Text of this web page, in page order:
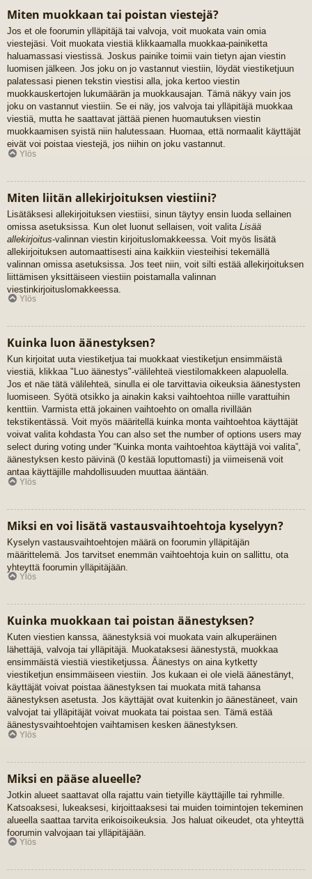
Miten muokkaan tai poistan viestejä?
Jos et ole foorumin ylläpitäjä tai valvoja, voit muokata vain omia
viestejäsi. Voit muokata viestiä klikkaamalla muokkaa-painiketta
haluamassasi viestissä. Joskus painike toimii vain tietyn ajan viestin
luomisen jälkeen. Jos joku on jo vastannut viestiin, löydät viestiketjuun
palatessasi pienen tekstin viestisi alla, joka kertoo viestin
muokkauskertojen lukumäärän ja muokkausajan. Tämä näkyy vain jos
joku on vastannut viestiin. Se ei näy, jos valvoja tai ylläpitäjä muokkaa
viestiä, mutta he saattavat jättää pienen huomautuksen viestin
muokkaamisen syistä niin halutessaan. Huomaa, että normaalit käyttäjät
eivät voi poistaa viestejä, jos niihin on joku vastannut.
Ylös
Miten liitän allekirjoituksen viestiini?
Lisätäksesi allekirjoituksen viestiisi, sinun täytyy ensin luoda sellainen
omissa asetuksissa. Kun olet luonut sellaisen, voit valita Lisää
allekirjoitus-valinnan viestin kirjoituslomakkeessa. Voit myös lisätä
allekirjoituksen automaattisesti aina kaikkiin viesteihisi tekemällä
valinnan omissa asetuksissa. Jos teet niin, voit silti estää allekirjoituksen
liittämisen yksittäiseen viestiin poistamalla valinnan
viestinkirjoituslomakkeessa.
Ylös
Kuinka luon äänestyksen?
Kun kirjoitat uuta viestiketjua tai muokkaat viestiketjun ensimmäistä
viestiä, klikkaa "Luo äänestys"-välilehteä viestilomakkeen alapuolella.
Jos et näe tätä välilehteä, sinulla ei ole tarvittavia oikeuksia äänestysten
luomiseen. Syötä otsikko ja ainakin kaksi vaihtoehtoa niille varattuihin
kenttiin. Varmista että jokainen vaihtoehto on omalla rivillään
tekstikentässä. Voit myös määritellä kuinka monta vaihtoehtoa käyttäjät
voivat valita kohdasta You can also set the number of options users may
select during voting under “Kuinka monta vaihtoehtoa käyttäjä voi valita”,
äänestyksen kesto päivinä (0 kestää loputtomasti) ja viimeisenä voit
antaa käyttäjille mahdollisuuden muuttaa ääntään.
Ylös
Miksi en voi lisätä vastausvaihtoehtoja kyselyyn?
Kyselyn vastausvaihtoehtojen määrä on foorumin ylläpitäjän
määrittelemä. Jos tarvitset enemmän vaihtoehtoja kuin on sallittu, ota
yhteyttä foorumin ylläpitäjään.
Ylös
Kuinka muokkaan tai poistan äänestyksen?
Kuten viestien kanssa, äänestyksiä voi muokata vain alkuperäinen
lähettäjä, valvoja tai ylläpitäjä. Muokataksesi äänestystä, muokkaa
ensimmäistä viestiä viestiketjussa. Äänestys on aina kytketty
viestiketjun ensimmäiseen viestiin. Jos kukaan ei ole vielä äänestänyt,
käyttäjät voivat poistaa äänestyksen tai muokata mitä tahansa
äänestyksen asetusta. Jos käyttäjät ovat kuitenkin jo äänestäneet, vain
valvojat tai ylläpitäjät voivat muokata tai poistaa sen. Tämä estää
äänestysvaihtoehtojen vaihtamisen kesken äänestyksen.
Ylös
Miksi en pääse alueelle?
Jotkin alueet saattavat olla rajattu vain tietyille käyttäjille tai ryhmille.
Katsoaksesi, lukeaksesi, kirjoittaaksesi tai muiden toimintojen tekeminen
alueella saattaa tarvita erikoisoikeuksia. Jos haluat oikeudet, ota yhteyttä
foorumin valvojaan tai ylläpitäjään.
Ylös